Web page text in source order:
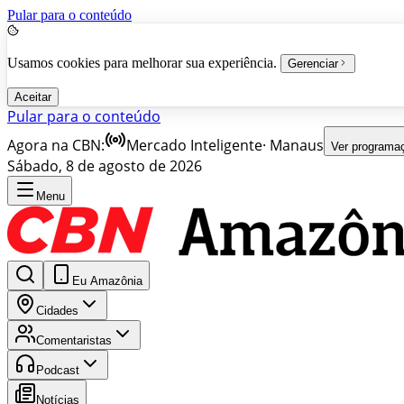
Pular para o conteúdo
Usamos cookies para melhorar sua experiência. Gerenciar
Aceitar
Pular para o conteúdo
Agora na CBN:
Mercado Inteligente· Manaus Ver
Sábado, 8 de agosto de 2026
Menu
Eu Amazônia
Cidades
Comentaristas
Podcast
Notícias